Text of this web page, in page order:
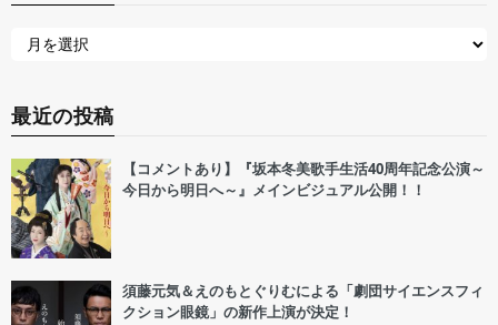
最近の投稿
【コメントあり】『坂本冬美歌手生活40周年記念公演～
今日から明日へ～』メインビジュアル公開！！
須藤元気＆えのもとぐりむによる「劇団サイエンスフィ
クション眼鏡」の新作上演が決定！